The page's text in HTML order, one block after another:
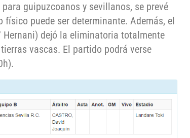
guipuzcoanos y sevillanos, se prevé
puede ser determinante. Además, el
dejó la eliminatoria totalmente
vascas. El partido podrá verse